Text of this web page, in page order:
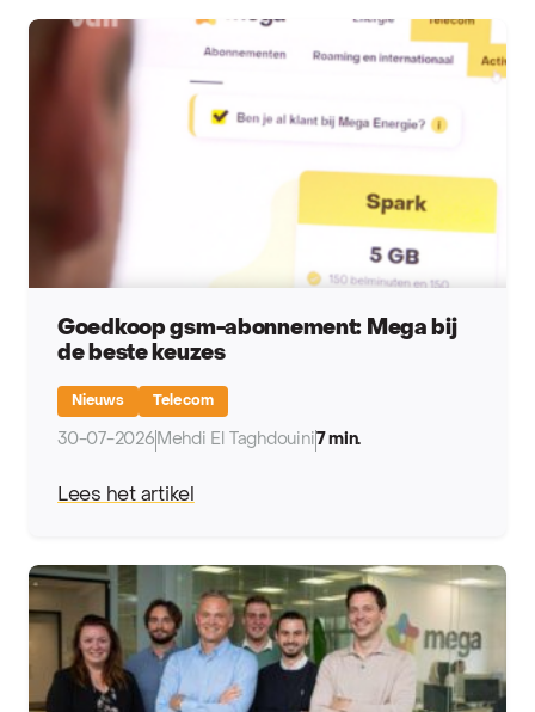
Goedkoop gsm-abonnement: Mega bij
de beste keuzes
Nieuws Telecom
30-07-2026 Mehdi El Taghdouini 7 min.
Lees het artikel